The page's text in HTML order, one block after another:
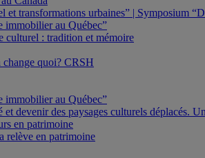
et transformations urbaines” | Symposium
immobilier au Québec”
culturel : tradition et mémoire
quoi? CRSH
immobilier au Québec”
devenir des paysages culturels déplacés.
en patrimoine
relève en patrimoine